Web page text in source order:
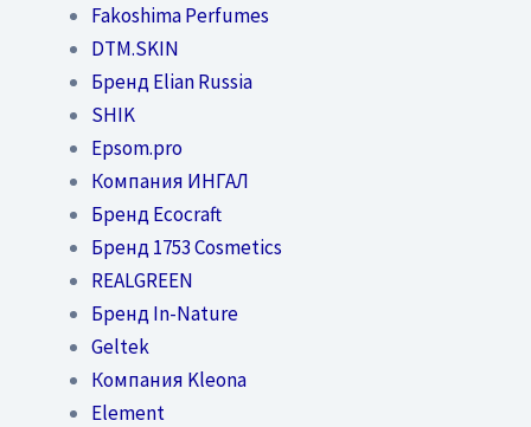
Fakoshima Perfumes
DTM.SKIN
Бренд Elian Russia
SHIK
Epsom.pro
Компания ИНГАЛ
Бренд Ecocraft
Бренд 1753 Cosmetics
REALGREEN
Бренд In-Nature
Geltek
Компания Kleona
Element